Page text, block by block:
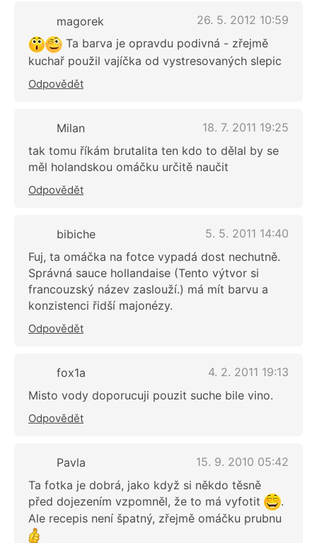
magorek
26. 5. 2012 10:59
Ta barva je opravdu podivná - zřejmě
kuchař použil vajíčka od vystresovaných slepic
Odpovědět
Milan
18. 7. 2011 19:25
tak tomu říkám brutalita ten kdo to dělal by se
měl holandskou omáčku určitě naučit
Odpovědět
bibiche
5. 5. 2011 14:40
Fuj, ta omáčka na fotce vypadá dost nechutně.
Správná sauce hollandaise (Tento výtvor si
francouzský název zaslouží.) má mít barvu a
konzistenci řidší majonézy.
Odpovědět
fox1a
4. 2. 2011 19:13
Misto vody doporucuji pouzit suche bile vino.
Odpovědět
Pavla
15. 9. 2010 05:42
Ta fotka je dobrá, jako když si někdo těsně
před dojezením vzpomněl, že to má vyfotit
.
Ale recepis není špatný, zřejmě omáčku prubnu